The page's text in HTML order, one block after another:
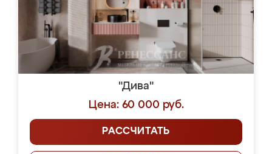
"Дива"
Цена: 60 000 руб.
РАССЧИТАТЬ